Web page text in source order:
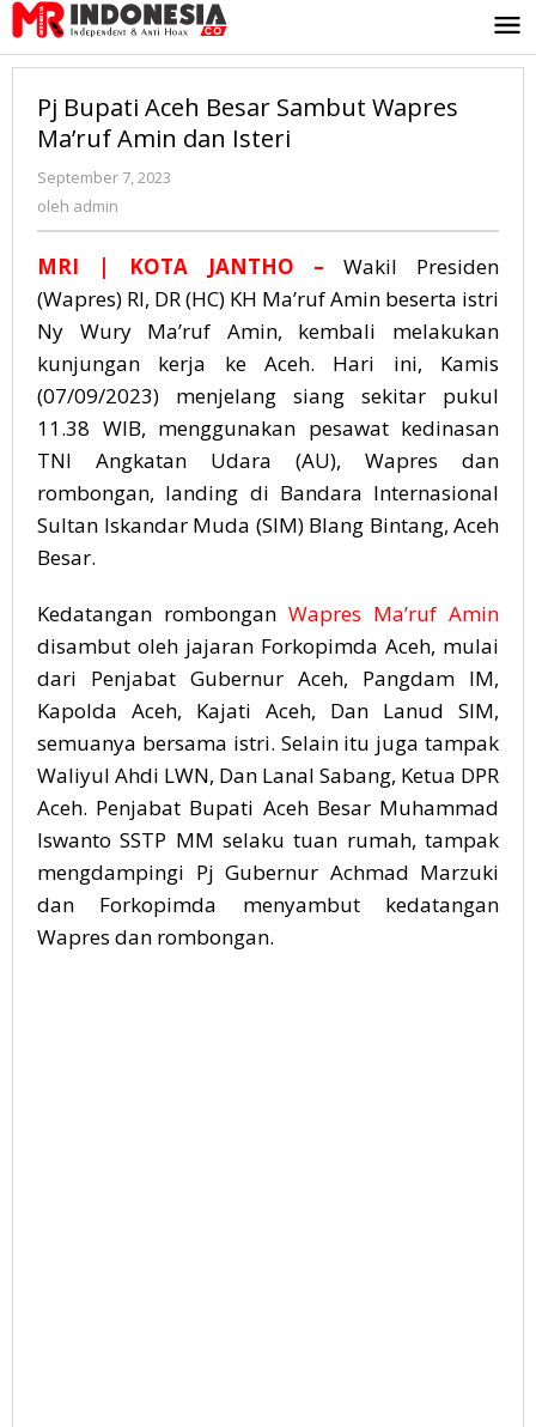
Lewati
ke
konten
Pj Bupati Aceh Besar Sambut Wapres
Ma’ruf Amin dan Isteri
September 7, 2023
oleh admin
MRI | KOTA JANTHO –
Wakil Presiden
(Wapres) RI, DR (HC) KH Ma’ruf Amin beserta istri
Ny Wury Ma’ruf Amin, kembali melakukan
kunjungan kerja ke Aceh. Hari ini, Kamis
(07/09/2023) menjelang siang sekitar pukul
11.38 WIB, menggunakan pesawat kedinasan
TNI Angkatan Udara (AU), Wapres dan
rombongan, landing di Bandara Internasional
Sultan Iskandar Muda (SIM) Blang Bintang, Aceh
Besar.
Kedatangan rombongan Wapres Ma’ruf Amin
disambut oleh jajaran Forkopimda Aceh, mulai
dari Penjabat Gubernur Aceh, Pangdam IM,
Kapolda Aceh, Kajati Aceh, Dan Lanud SIM,
semuanya bersama istri. Selain itu juga tampak
Waliyul Ahdi LWN, Dan Lanal Sabang, Ketua DPR
Aceh. Penjabat Bupati Aceh Besar Muhammad
Iswanto SSTP MM selaku tuan rumah, tampak
mengdampingi Pj Gubernur Achmad Marzuki
dan Forkopimda menyambut kedatangan
Wapres dan rombongan.